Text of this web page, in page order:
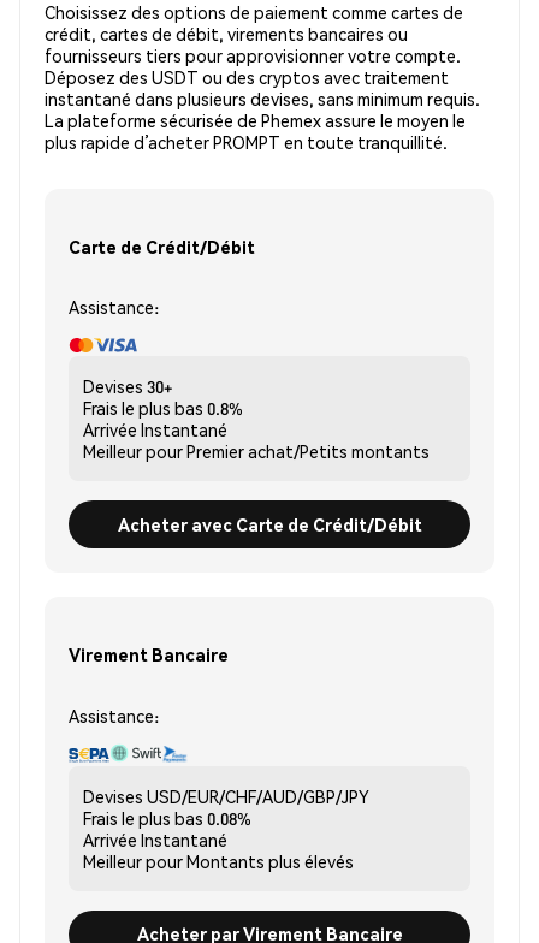
Choisissez des options de paiement comme cartes de
crédit, cartes de débit, virements bancaires ou
fournisseurs tiers pour approvisionner votre compte.
Déposez des USDT ou des cryptos avec traitement
instantané dans plusieurs devises, sans minimum requis.
La plateforme sécurisée de Phemex assure le moyen le
plus rapide d’acheter PROMPT en toute tranquillité.
Carte de Crédit/Débit
Assistance:
Devises 30+
Frais le plus bas 0.8%
Arrivée Instantané
Meilleur pourPremier achat/Petits montants
Acheter avec Carte de Crédit/Débit
Virement Bancaire
Assistance:
Devises USD/EUR/CHF/AUD/GBP/JPY
Frais le plus bas 0.08%
Arrivée Instantané
Meilleur pourMontants plus élevés
Acheter par Virement Bancaire